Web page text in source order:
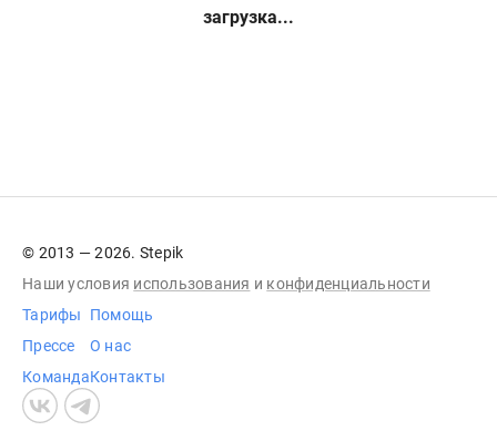
загрузка...
© 2013 — 2026. Stepik
Наши условия использования и конфиденциальности
Тарифы
Прессе
Команда
Помощь
О нас
Контакты